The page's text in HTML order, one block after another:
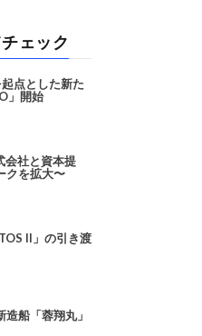
チェック
点とした新た
」開始
社と資本提
クを拡大〜
II」の引き渡
船「蓉翔丸」